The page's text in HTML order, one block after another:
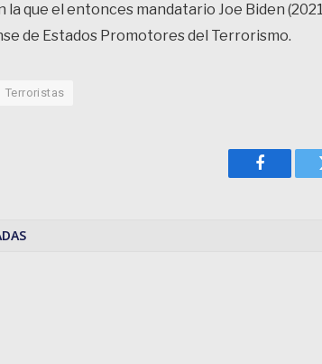
la que el entonces mandatario Joe Biden
de Estados Promotores del Terrorismo.
Terroristas
Facebook